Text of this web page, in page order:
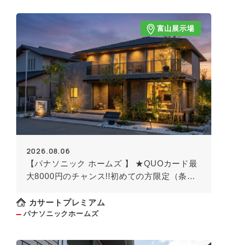
富山展示場
2026.08.06
【パナソニック ホームズ 】 ★QUOカード最
大8000円のチャンス!!初めての方限定（条件
カサートプレミアム
パナソニックホームズ